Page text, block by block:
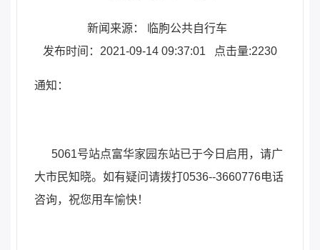
新闻来源： 临朐公共自行车
发布时间：2021-09-14 09:37:01
点击量:2230
通知：
5061号站点富华家园东站已于今日启用，请广
大市民知晓。如有疑问请拨打0536--3660776电话
咨询，祝您用车愉快！